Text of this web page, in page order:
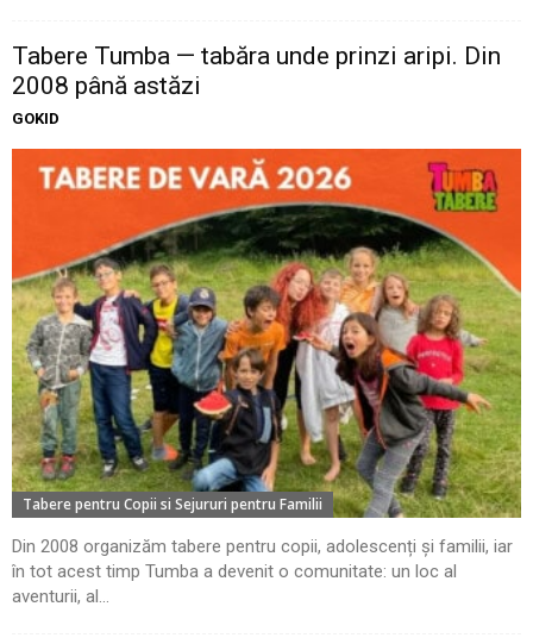
Tabere Tumba — tabăra unde prinzi aripi. Din
2008 până astăzi
GOKID
Tabere pentru Copii si Sejururi pentru Familii
Din 2008 organizăm tabere pentru copii, adolescenți și familii, iar
în tot acest timp Tumba a devenit o comunitate: un loc al
aventurii, al...